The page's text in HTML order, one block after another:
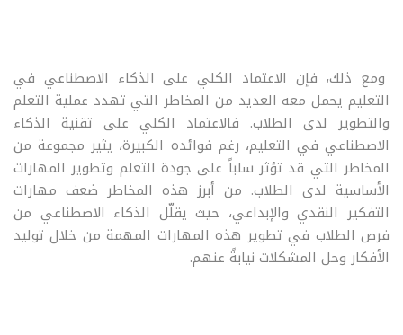
ومع ذلك، فإن الاعتماد الكلي على الذكاء الاصطناعي في
التعليم يحمل معه العديد من المخاطر التي تهدد عملية التعلم
والتطوير لدى الطلاب. فالاعتماد الكلي على تقنية الذكاء
الاصطناعي في التعليم، رغم فوائده الكبيرة، يثير مجموعة من
المخاطر التي قد تؤثر سلباً على جودة التعلم وتطوير المهارات
الأساسية لدى الطلاب. من أبرز هذه المخاطر ضعف مهارات
التفكير النقدي والإبداعي، حيث يقلّل الذكاء الاصطناعي من
فرص الطلاب في تطوير هذه المهارات المهمة من خلال توليد
الأفكار وحل المشكلات نيابةً عنهم.